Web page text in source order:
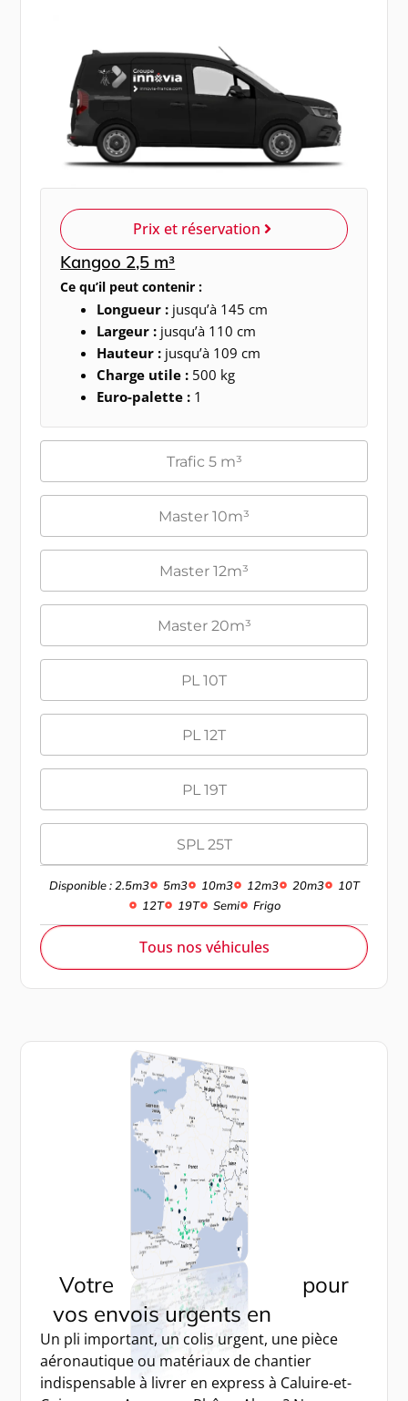
Trafic 5 m³
Master 10m³
Master 12m³
Master 20m³
PL 10T
PL 12T
PL 19T
SPL 25T
Kangoo 2,5 m³
Ce qu’il peut contenir :
Longueur : jusqu’à 145 cm
Largeur : jusqu’à 110 cm
Hauteur : jusqu’à 109 cm
Charge utile : 500 kg
Euro-palette : 1
Prix et réservation
Disponible : 2.5m3 5m3 10m3 12m3 20m3
10T
12T
19T Semi Frigo
Tous nos véhicules
Votre transport express
pour
vos envois urgents en
Un pli important, un colis urgent, une pièce
aéronautique ou matériaux de chantier
indispensable à livrer en express à Caluire-et-